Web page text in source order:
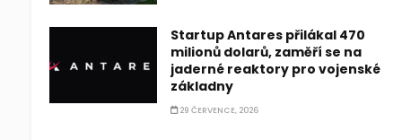
Startup Antares přilákal 470
milionů dolarů, zaměří se na
jaderné reaktory pro vojenské
základny
29 ČERVENCE, 2026